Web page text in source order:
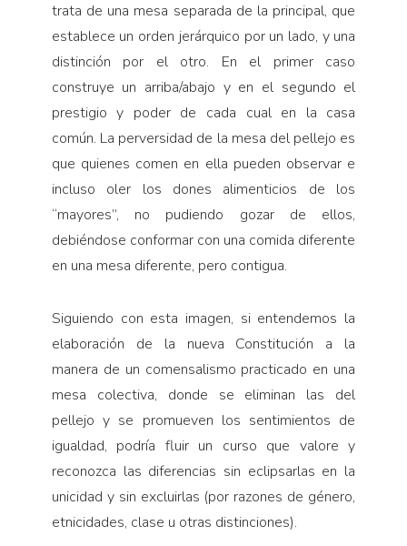
trata de una mesa separada de la principal, que
establece un orden jerárquico por un lado, y una
distinción por el otro. En el primer caso
construye un arriba/abajo y en el segundo el
prestigio y poder de cada cual en la casa
común. La perversidad de la mesa del pellejo es
que quienes comen en ella pueden observar e
incluso oler los dones alimenticios de los
“mayores”, no pudiendo gozar de ellos,
debiéndose conformar con una comida diferente
en una mesa diferente, pero contigua.
Siguiendo con esta imagen, si entendemos la
elaboración de la nueva Constitución a la
manera de un comensalismo practicado en una
mesa colectiva, donde se eliminan las del
pellejo y se promueven los sentimientos de
igualdad, podría fluir un curso que valore y
reconozca las diferencias sin eclipsarlas en la
unicidad y sin excluirlas (por razones de género,
etnicidades, clase u otras distinciones).